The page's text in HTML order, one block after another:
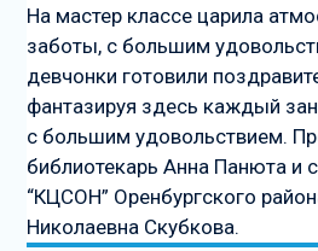
На мастер классе царила
заботы, с большим
девчонки готовили
фантазируя здесь каждый
с большим удовольствием.
библиотекарь Анна Панюта и
“КЦСОН” Оренбургского
Николаевна Скубкова.